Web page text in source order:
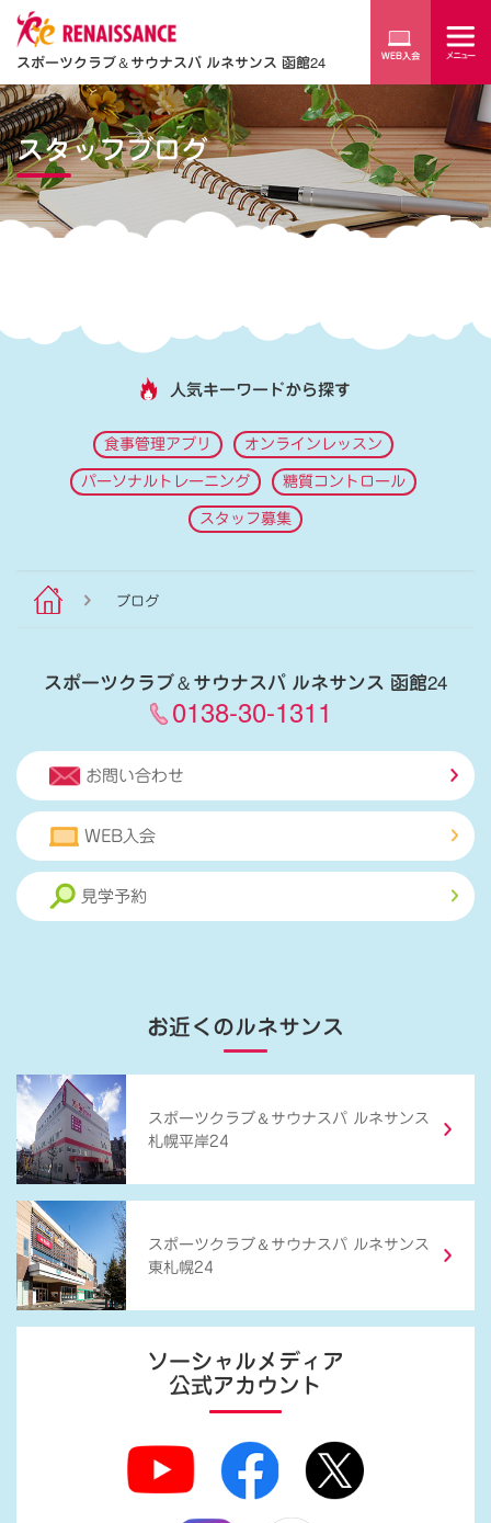
スポーツクラブ＆サウナスパ ルネサンス 函館24
スタッフブログ
人気キーワードから探す
食事管理アプリ オンラインレッスン
パーソナルトレーニング 糖質コントロール
スタッフ募集
ブログ
スポーツクラブ＆サウナスパ ルネサンス 函館24
0138-30-1311
お問い合わせ
WEB入会
見学予約
お近くのルネサンス
スポーツクラブ ＆ サウナスパ ルネサンス
札幌平岸24
スポーツクラブ ＆ サウナスパ ルネサンス
東札幌24
ソーシャルメディア
公式アカウント